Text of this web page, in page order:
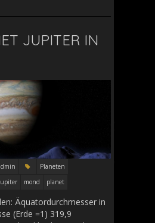
JUPITER IN
Planeten
mond planet
Äquatordurchmesser in
(Erde =1) 319,9